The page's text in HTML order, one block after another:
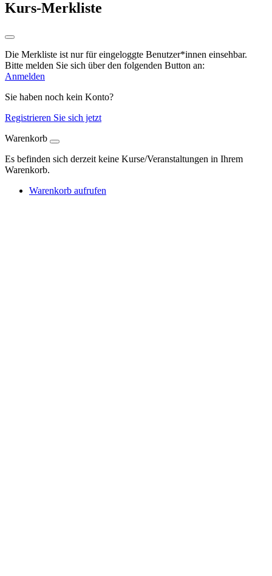
Kurs-Merkliste
Die Merkliste ist nur für eingeloggte Benutzer*innen einsehbar.
Bitte melden Sie sich über den folgenden Button an:
Anmelden
Sie haben noch kein Konto?
Registrieren Sie sich jetzt
Warenkorb
Es befinden sich derzeit keine Kurse/Veranstaltungen in Ihrem
Warenkorb.
Warenkorb aufrufen